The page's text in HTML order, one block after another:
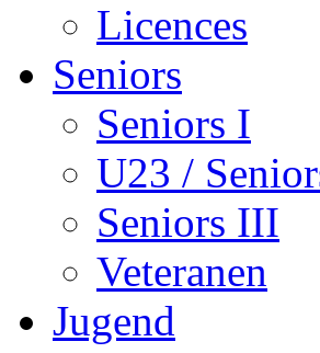
Licences
Seniors
Seniors I
U23 /
Seniors III
Veteranen
Jugend